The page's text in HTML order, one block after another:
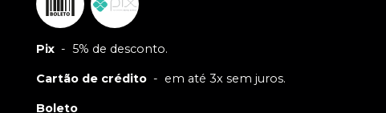
Pix - 5% de desconto.
Cartão de crédito - em até 3x sem juros.
Boleto